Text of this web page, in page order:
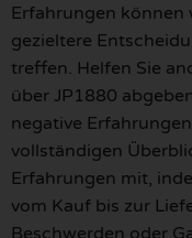
Erfahrungen können
gezieltere
treffen. Helfen Sie
über JP1880
negative
vollständigen
Erfahrungen mit,
vom Kauf bis zur
Beschwerden oder